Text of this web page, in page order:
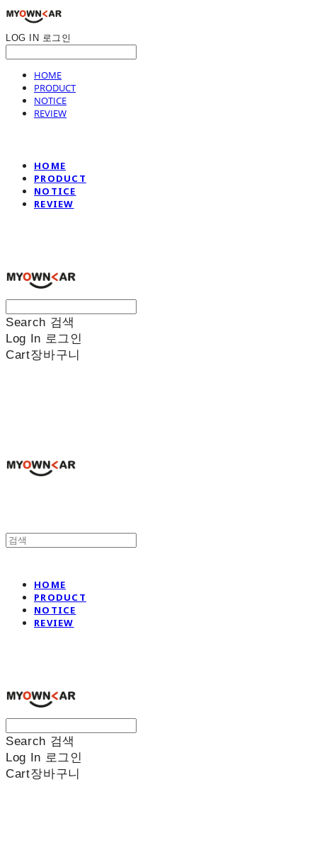
LOG IN 로그인
HOME
PRODUCT
NOTICE
REVIEW
HOME
PRODUCT
NOTICE
REVIEW
Search 검색
Log In 로그인
Cart장바구니
HOME
PRODUCT
NOTICE
REVIEW
Search 검색
Log In 로그인
Cart장바구니